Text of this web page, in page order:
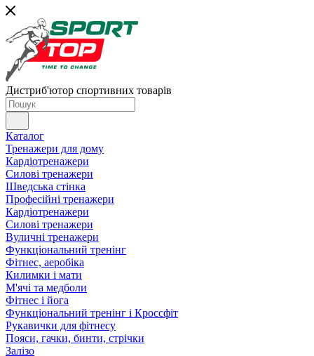
Дистриб'ютор спортивних товарів
Каталог
Тренажери для дому
Кардіотренажери
Силові тренажери
Шведська стінка
Професійні тренажери
Кардіотренажери
Силові тренажери
Вуличні тренажери
Функціональний тренінг
Фітнес, аеробіка
Килимки і мати
М'ячі та медболи
Фітнес і йога
Функціональний тренінг і Кроссфіт
Рукавички для фітнесу
Пояси, гачки, бинти, стрічки
Залізо